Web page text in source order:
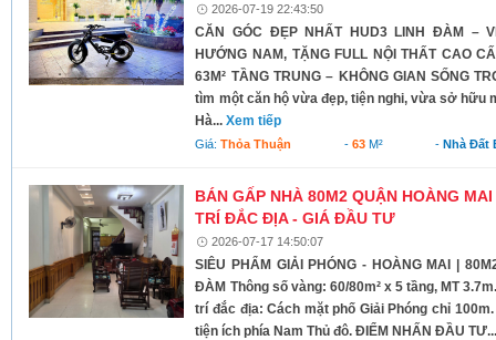
2026-07-19 22:43:50
CĂN GÓC ĐẸP NHẤT HUD3 LINH ĐÀM –
HƯỚNG NAM, TẶNG FULL NỘI THẤT CAO
63M² TẦNG TRUNG – KHÔNG GIAN SỐNG
tìm một căn hộ vừa đẹp, tiện nghi, vừa sở hữu
Hà...Xem tiếp
Giá:Thỏa Thuận - 63M² -Nhà Đất
BÁN GẤP NHÀ 80M2 QUẬN HOÀNG
TRÍ ĐẮC ĐỊA - GIÁ ĐẦU TƯ
2026-07-17 14:50:07
SIÊU PHẨM GIẢI PHÓNG - HOÀNG MAI |
ĐÀM Thông số vàng: 60/80m² x 5 tầng, MT
trí đắc địa: Cách mặt phố Giải Phóng chỉ
tiện ích phía Nam Thủ đô. ĐIỂM NHẤN ĐẦU